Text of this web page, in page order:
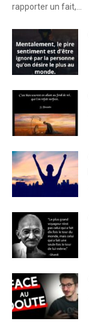
rapporter un fait,…